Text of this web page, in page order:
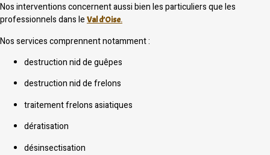
Nos interventions concernent aussi bien les particuliers que les
professionnels dans le Val d’Oise.
Nos services comprennent notamment :
destruction nid de guêpes
destruction nid de frelons
traitement frelons asiatiques
dératisation
désinsectisation